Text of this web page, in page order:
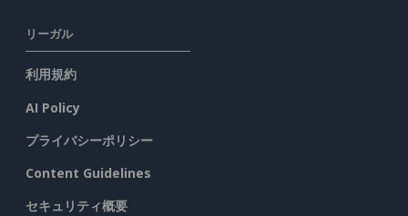
リーガル
利用規約
AI Policy
プライバシーポリシー
Content Guidelines
セキュリティ概要